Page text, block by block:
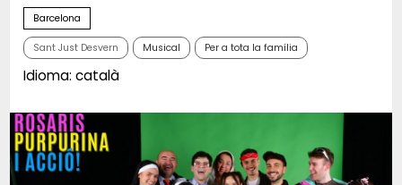
Barcelona
Sant Just Desvern Musical Per a tota la família
Idioma: català